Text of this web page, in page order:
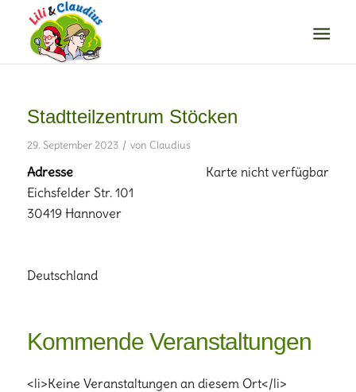
Stadtteilzentrum Stöcken
29. September 2023 / von Claudius
Karte nicht verfügbar
Adresse
Eichsfelder Str. 101
30419 Hannover
Deutschland
Kommende Veranstaltungen
<li>Keine Veranstaltungen an diesem Ort</li>